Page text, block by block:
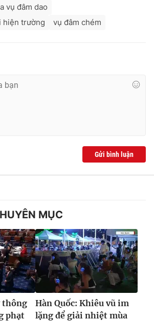
vụ đâm dao
hiện trường
vụ đâm chém
Gửi bình luận
MỤC
thông
phạt
Hàn Quốc: Khiêu vũ im
lặng để giải nhiệt mùa